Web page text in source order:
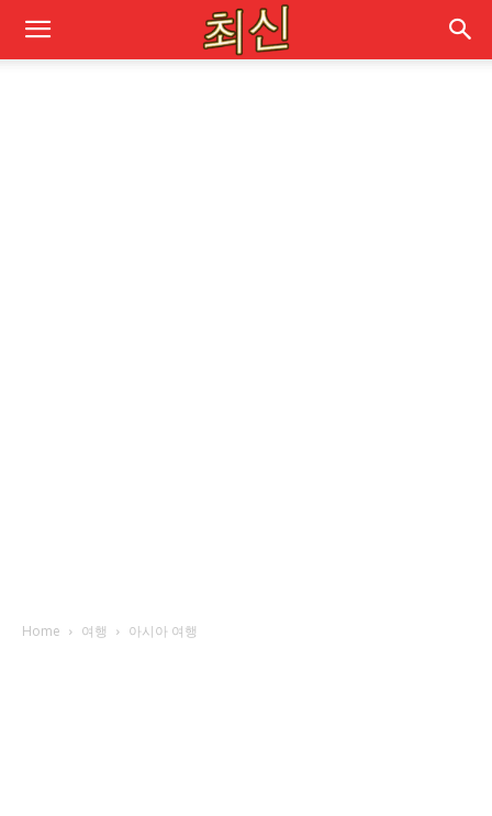
Home 여행 아시아 여행